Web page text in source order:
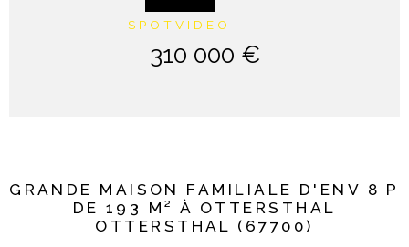
SPOTVIDEO
310 000 €
GRANDE MAISON FAMILIALE D'ENV 8 P
DE 193 M² À OTTERSTHAL
OTTERSTHAL (67700)